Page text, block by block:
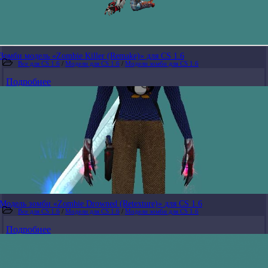
Зомби модель «Zombie Killer (Remake)» для CS 1.6
Все для CS 1.6 / Модели для CS 1.6 / Модели зомби для CS 1.6
Подробнее
Модель зомби «Zombie Drowned (Retexture)» для CS 1.6
Все для CS 1.6 / Модели для CS 1.6 / Модели зомби для CS 1.6
Подробнее